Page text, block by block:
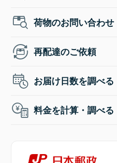
荷物のお問い合わせ
再配達のご依頼
お届け日数を調べる
料金を計算・調べる